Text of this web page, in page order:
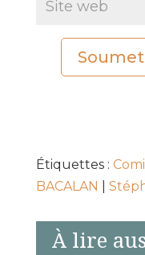
Étiquettes :
BACALAN
À lire